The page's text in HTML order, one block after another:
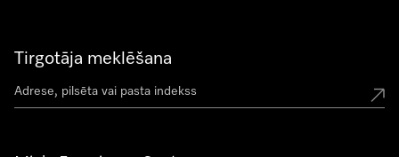
Tirgotāja meklēšana